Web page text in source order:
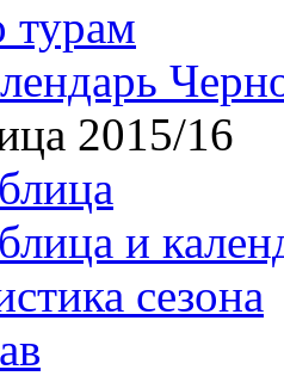
турам
2015/16
и
сезона